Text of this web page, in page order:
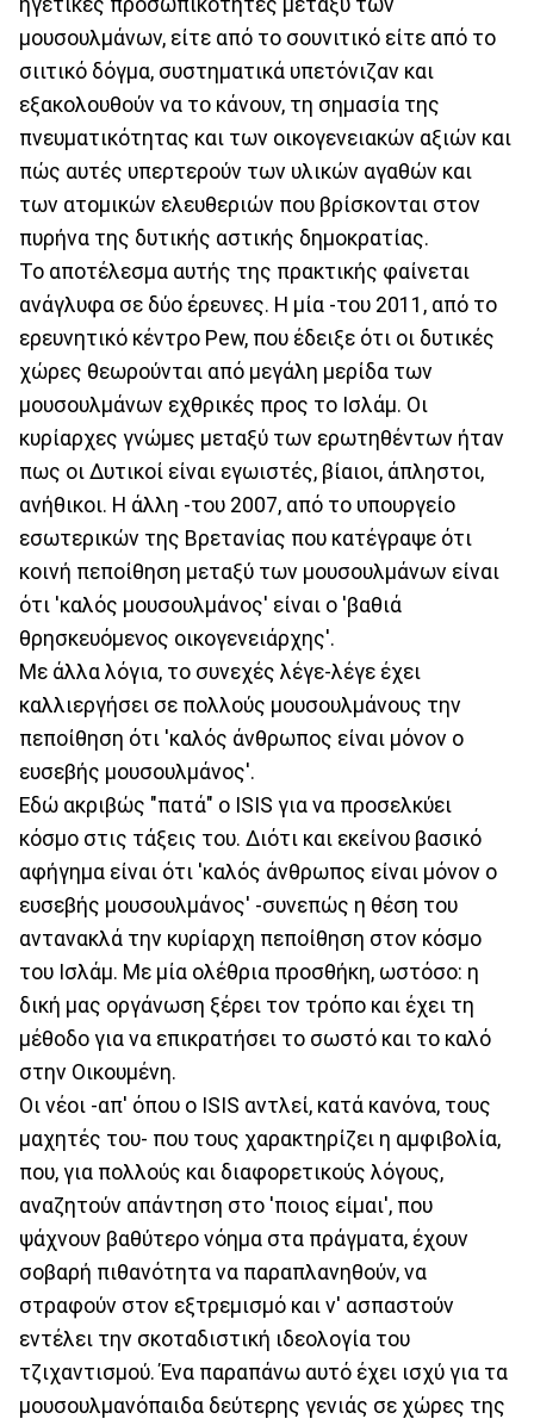
μουσουλμάνων, είτε από το σουνιτικό είτε από το
σιιτικό δόγμα, συστηματικά υπετόνιζαν και
εξακολουθούν να το κάνουν, τη σημασία της
πνευματικότητας και των οικογενειακών αξιών και
πώς αυτές υπερτερούν των υλικών αγαθών και
των ατομικών ελευθεριών που βρίσκονται στον
πυρήνα της δυτικής αστικής δημοκρατίας.
Το αποτέλεσμα αυτής της πρακτικής φαίνεται
ανάγλυφα σε δύο έρευνες. Η μία -του 2011, από το
ερευνητικό κέντρο Pew, που έδειξε ότι οι δυτικές
χώρες θεωρούνται από μεγάλη μερίδα των
μουσουλμάνων εχθρικές προς το Ισλάμ. Οι
κυρίαρχες γνώμες μεταξύ των ερωτηθέντων ήταν
πως οι Δυτικοί είναι εγωιστές, βίαιοι, άπληστοι,
ανήθικοι. Η άλλη -του 2007, από το υπουργείο
εσωτερικών της Βρετανίας που κατέγραψε ότι
κοινή πεποίθηση μεταξύ των μουσουλμάνων είναι
ότι 'καλός μουσουλμάνος' είναι ο 'βαθιά
θρησκευόμενος οικογενειάρχης'.
Με άλλα λόγια, το συνεχές λέγε-λέγε έχει
καλλιεργήσει σε πολλούς μουσουλμάνους την
πεποίθηση ότι 'καλός άνθρωπος είναι μόνον ο
ευσεβής μουσουλμάνος'.
Εδώ ακριβώς "πατά" ο ISIS για να προσελκύει
κόσμο στις τάξεις του. Διότι και εκείνου βασικό
αφήγημα είναι ότι 'καλός άνθρωπος είναι μόνον ο
ευσεβής μουσουλμάνος' -συνεπώς η θέση του
αντανακλά την κυρίαρχη πεποίθηση στον κόσμο
του Ισλάμ. Με μία ολέθρια προσθήκη, ωστόσο: η
δική μας οργάνωση ξέρει τον τρόπο και έχει τη
μέθοδο για να επικρατήσει το σωστό και το καλό
στην Οικουμένη.
Οι νέοι -απ' όπου ο ISIS αντλεί, κατά κανόνα, τους
μαχητές του- που τους χαρακτηρίζει η αμφιβολία,
που, για πολλούς και διαφορετικούς λόγους,
αναζητούν απάντηση στο 'ποιος είμαι', που
ψάχνουν βαθύτερο νόημα στα πράγματα, έχουν
σοβαρή πιθανότητα να παραπλανηθούν, να
στραφούν στον εξτρεμισμό και ν' ασπαστούν
εντέλει την σκοταδιστική ιδεολογία του
τζιχαντισμού. Ένα παραπάνω αυτό έχει ισχύ για τα
μουσουλμανόπαιδα δεύτερης γενιάς σε χώρες της